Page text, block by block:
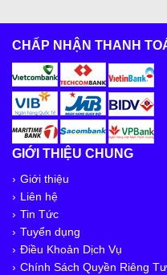
CHẤP NHẬN THANH
GIỚI THIỆU CHUNG
Giới thiệu
Liên hệ
Tin Tức
Tuyển dụng
Điều Khoản Dịch Vụ
Chính Sách Quyền Riêng Tư